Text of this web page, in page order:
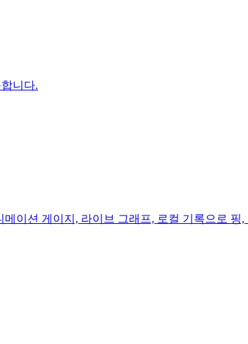
니다.
이션 게이지, 라이브 그래프, 로컬 기록으로 핑